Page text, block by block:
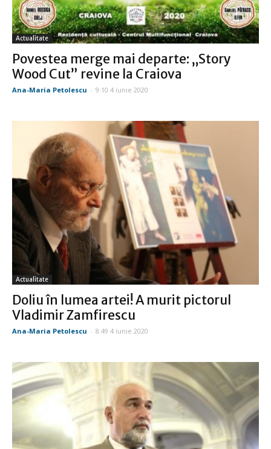
Actualitate
Povestea merge mai departe: „Story
Wood Cut” revine la Craiova
Ana-Maria Petolescu - 9:10 4 iunie 2020
Actualitate
Doliu în lumea artei! A murit pictorul
Vladimir Zamfirescu
Ana-Maria Petolescu - 8:49 4 iunie 2020